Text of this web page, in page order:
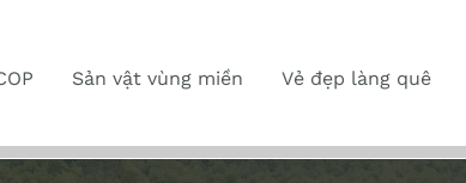
Sản vật vùng miền Vẻ đẹp làng quê